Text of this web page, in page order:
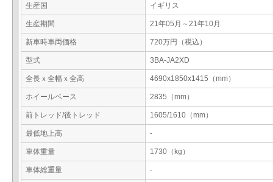
生産国 イギリス
生産期間 21年05月～21年10月
新車時車両価格 720万円（税込）
型式 3BA-JA2XD
全長ｘ全幅ｘ全高 4690x1850x1415（mm）
ホイールベース 2835（mm）
前トレッド/後トレッド 1605/1610（mm）
最低地上高 -
車体重量 1730（kg）
車体総重量 -